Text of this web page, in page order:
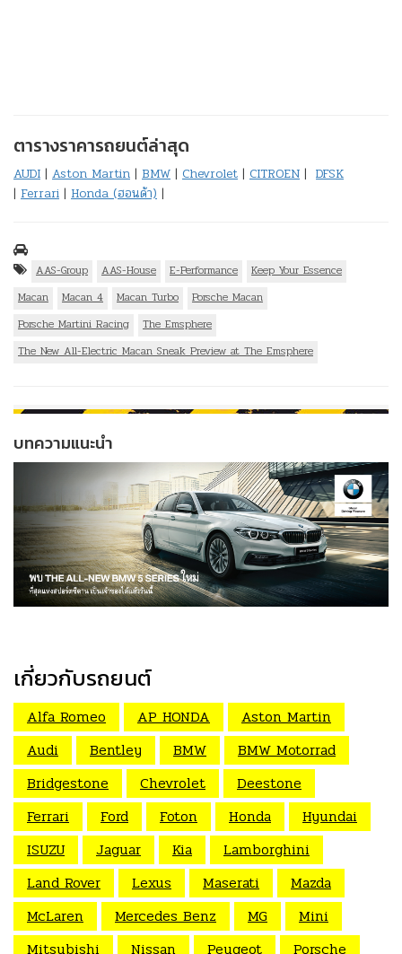
ตารางราคารถยนต์ล่าสุด
AUDI | Aston Martin | BMW | Chevrolet | CITROEN | DFSK
| Ferrari | Honda (ฮอนด้า) |
AAS-Group AAS-House E-Performance
Keep Your Essence
Macan
Macan 4 Macan Turbo
Porsche Macan
Porsche Martini Racing
The Emsphere
The New All-Electric Macan Sneak Preview at The Emsphere
บทความแนะนำ
เกี่ยวกับรถยนต์
Alfa Romeo AP HONDA
Aston Martin
Audi
Bentley BMW
BMW Motorrad
Bridgestone
Chevrolet
Deestone
Ferrari
Ford Foton Honda
Hyundai
ISUZU
Jaguar Kia
Lamborghini
Land Rover
Lexus Maserati
Mazda
McLaren
Mercedes Benz MG
Mini
Mitsubishi
Nissan Peugeot Porsche